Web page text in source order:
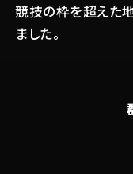
競技の枠を超えた
ました。